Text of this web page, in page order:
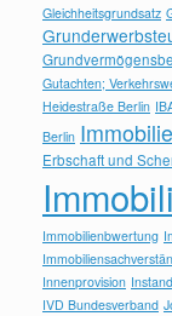
Gleichheitsgrundsatz
Gutachten;
Heidestraße Berlin
Berlin
Erbschaft und
Immobilienbwertung
Innenprovision
IVD Bundesverband